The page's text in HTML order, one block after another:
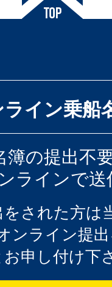
ライン乗船
簿の提出不
ラインで
された方は
ンライン提
お申し付け下